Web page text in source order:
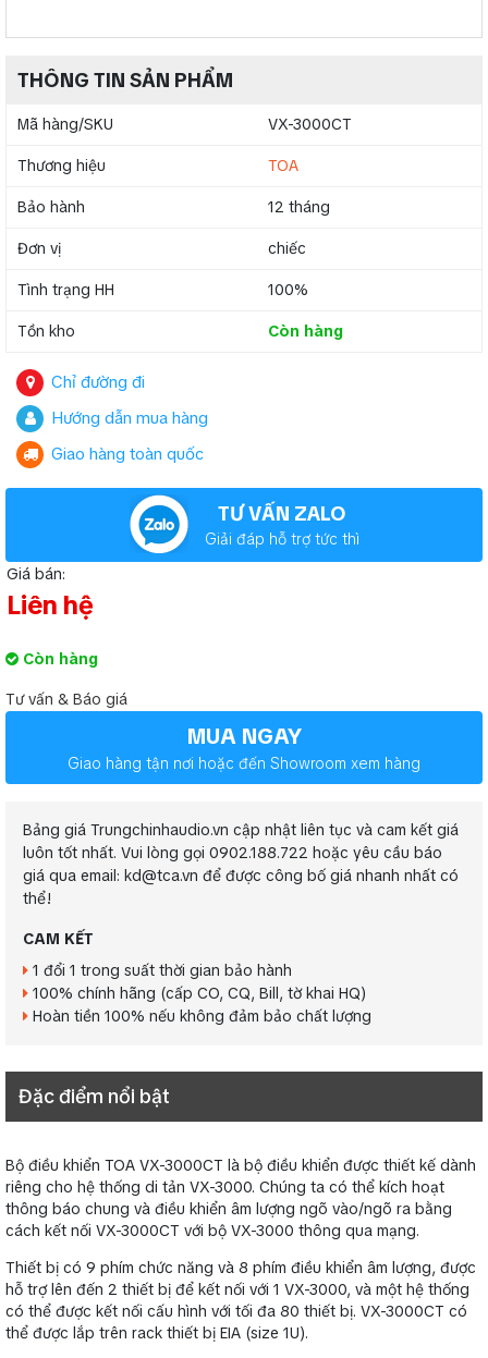
THÔNG TIN SẢN PHẨM
Mã hàng/SKU VX-3000CT
Thương hiệu TOA
Bảo hành 12 tháng
Đơn vị chiếc
Tình trạng HH 100%
Tồn kho Còn hàng
Chỉ đường đi
Hướng dẫn mua hàng
Giao hàng toàn quốc
TƯ VẤN ZALO
Giải đáp hỗ trợ tức thì
Giá bán:
Liên hệ
Còn hàng
Tư vấn & Báo giá
MUA NGAY
Giao hàng tận nơi hoặc đến Showroom xem hàng
Bảng giá Trungchinhaudio.vn cập nhật liên tục và cam kết giá
luôn tốt nhất. Vui lòng gọi 0902.188.722 hoặc yêu cầu báo
giá qua email: kd@tca.vn để được công bố giá nhanh nhất có
thể!
CAM KẾT
1 đổi 1 trong suất thời gian bảo hành
100% chính hãng (cấp CO, CQ, Bill, tờ khai HQ)
Hoàn tiền 100% nếu không đảm bảo chất lượng
Đặc điểm nổi bật
Bộ điều khiển TOA VX-3000CT là bộ điều khiển được thiết kế dành
riêng cho hệ thống di tản VX-3000. Chúng ta có thể kích hoạt
thông báo chung và điều khiển âm lượng ngõ vào/ngõ ra bằng
cách kết nối VX-3000CT với bộ VX-3000 thông qua mạng.
Thiết bị có 9 phím chức năng và 8 phím điều khiển âm lượng, được
hỗ trợ lên đến 2 thiết bị để kết nối với 1 VX-3000, và một hệ thống
có thể được kết nối cấu hình với tối đa 80 thiết bị. VX-3000CT có
thể được lắp trên rack thiết bị EIA (size 1U).